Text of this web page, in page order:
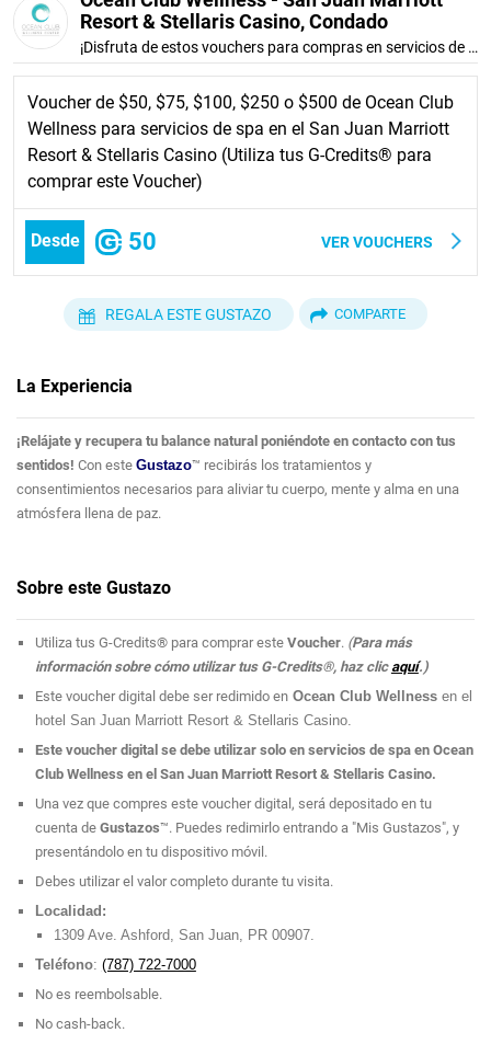
Resort & Stellaris Casino, Condado
¡Disfruta de estos vouchers para compras en servicios de spa!
Voucher de $50, $75, $100, $250 o $500 de Ocean Club
Wellness para servicios de spa en el San Juan Marriott
Resort & Stellaris Casino (Utiliza tus G-Credits® para
comprar este Voucher)
Desde 50 VER VOUCHERS
REGALA ESTE GUSTAZO COMPARTE
La Experiencia
¡Relájate y recupera tu balance natural poniéndote en contacto con tus
sentidos! Con este Gustazo™ recibirás los tratamientos y
consentimientos necesarios para aliviar tu cuerpo, mente y alma en una
atmósfera llena de paz.
Sobre este Gustazo
Utiliza tus G-Credits® para comprar este Voucher. (Para más
información sobre cómo utilizar tus G-Credits®, haz clic aquí.)
Este voucher digital debe ser redimido en Ocean Club Wellness en el
hotel San Juan Marriott Resort & Stellaris Casino.
Este voucher digital se debe utilizar solo en servicios de spa en Ocean
Club Wellness en el San Juan Marriott Resort & Stellaris Casino.
Una vez que compres este voucher digital, será depositado en tu
cuenta de Gustazos™. Puedes redimirlo entrando a "Mis Gustazos", y
presentándolo en tu dispositivo móvil.
Debes utilizar el valor completo durante tu visita.
Localidad:
1309 Ave. Ashford, San Juan, PR 00907.
Teléfono: (787) 722-7000
No es reembolsable.
No cash-back.